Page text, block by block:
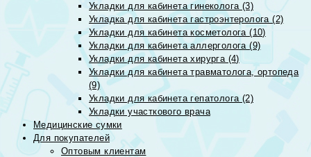
Укладки для кабинета гинеколога (3)
Укладка для кабинета гастроэнтеролога (2)
Укладки для кабинета косметолога (10)
Укладки для кабинета аллерголога (9)
Укладки для кабинета хирурга (4)
Укладки для кабинета травматолога, ортопеда
(9)
Укладки для кабинета гепатолога (2)
Укладки участкового врача
Медицинские сумки
Для покупателей
Оптовым клиентам